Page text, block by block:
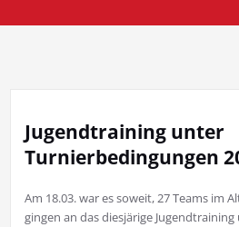
Jugendtraining unter
Turnierbedingungen
Am 18.03. war es soweit, 27 Teams im
gingen an das diesjärige